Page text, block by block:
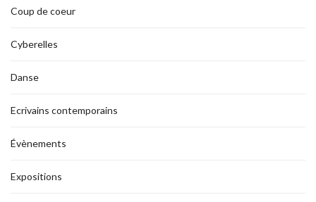
Coup de coeur
Cyberelles
Danse
Ecrivains contemporains
Évènements
Expositions